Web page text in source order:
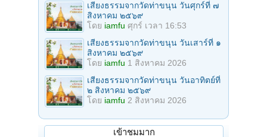
เสียงธรรมจากวัดท่าขนุน วันศุกร์ที่ ๗
สิงหาคม ๒๕๖๙
โดย iamfu ศุกร์ เวลา 16:53
เสียงธรรมจากวัดท่าขนุน วันเสาร์ที่ ๑
สิงหาคม ๒๕๖๙
โดย iamfu 1 สิงหาคม 2026
เสียงธรรมจากวัดท่าขนุน วันอาทิตย์ที่
๒ สิงหาคม ๒๕๖๙
โดย iamfu 2 สิงหาคม 2026
เข้าชมมาก